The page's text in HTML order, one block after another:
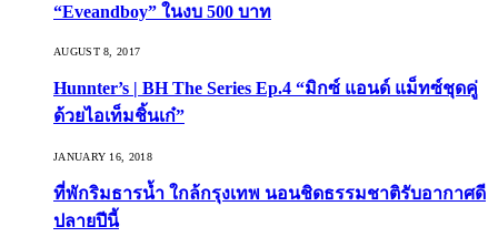
“Eveandboy” ในงบ 500 บาท
AUGUST 8, 2017
Hunnter’s | BH The Series Ep.4 “มิกซ์ แอนด์ แม็ทซ์ชุดคู่
ด้วยไอเท็มชิ้นเก๋”
JANUARY 16, 2018
ที่พักริมธารน้ำ ใกล้กรุงเทพ นอนชิดธรรมชาติรับอากาศดี
ปลายปีนี้